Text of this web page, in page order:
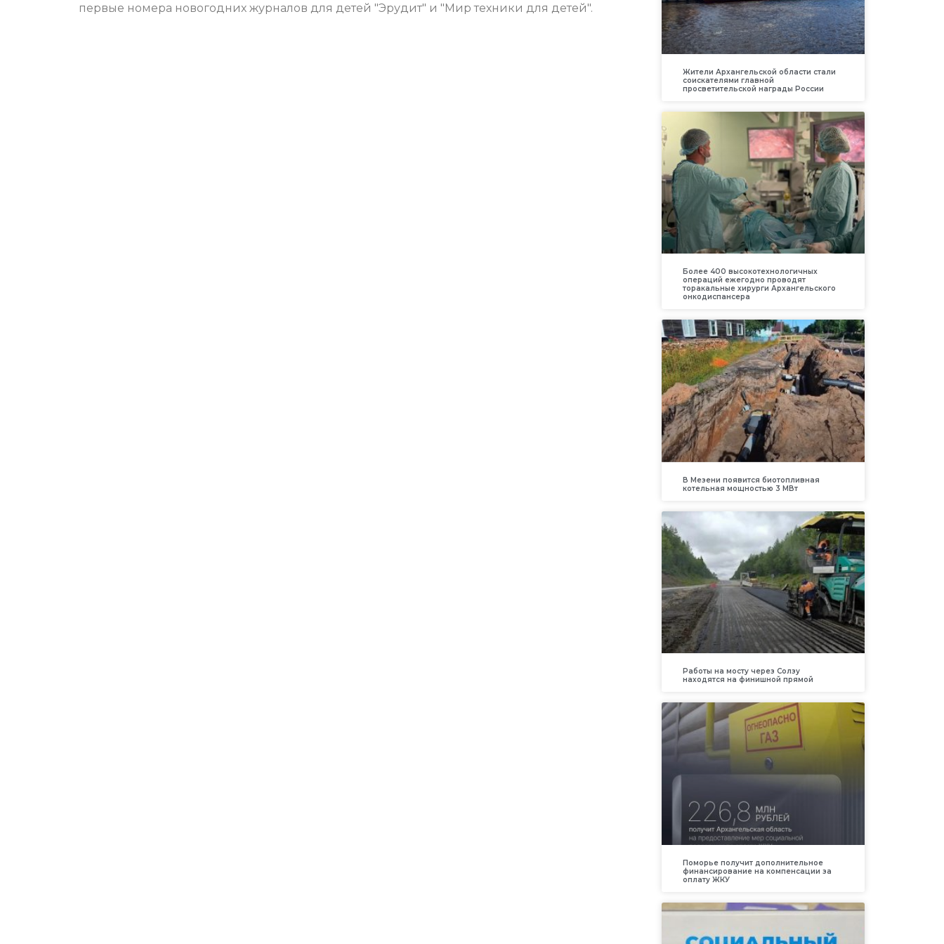
первые номера новогодних журналов для детей "Эрудит" и "Мир техники для детей".
Жители Архангельской области стали
соискателями главной
просветительской награды России
Более 400 высокотехнологичных
операций ежегодно проводят
торакальные хирурги Архангельского
онкодиспансера
В Мезени появится биотопливная
котельная мощностью 3 МВт
Работы на мосту через Солзу
находятся на финишной прямой
Поморье получит дополнительное
финансирование на компенсации за
оплату ЖКУ